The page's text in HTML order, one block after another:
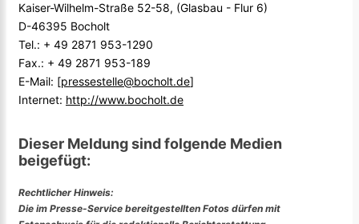
Kaiser-Wilhelm-Straße 52-58, (Glasbau - Flur 6)
D-46395 Bocholt
Tel.: + 49 2871 953-1290
Fax.: + 49 2871 953-189
E-Mail: [pressestelle@bocholt.de]
Internet: http://www.bocholt.de
Dieser Meldung sind folgende Medien
beigefügt:
Rechtlicher Hinweis:
Die im Presse-Service bereitgestellten Fotos dürfen mit